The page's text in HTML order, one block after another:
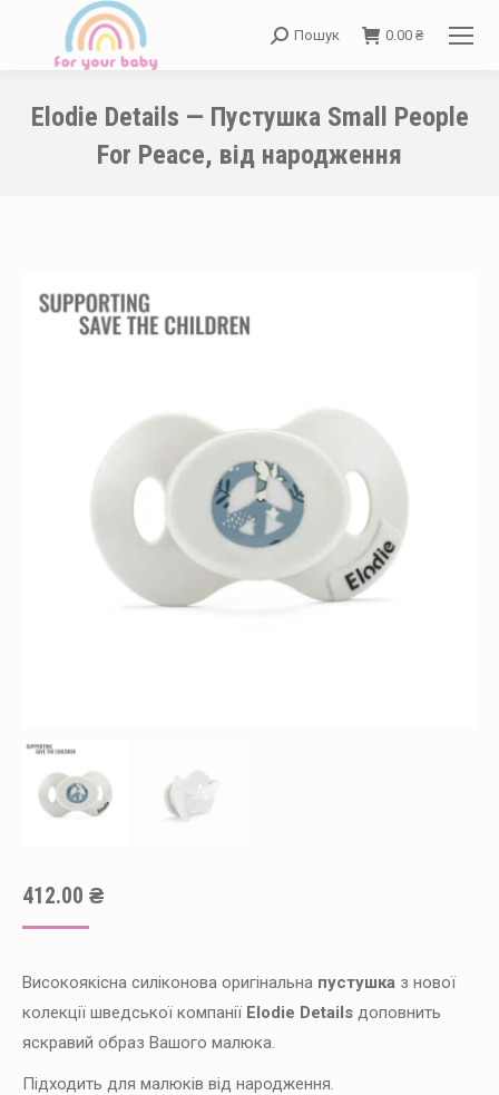
Search:
Пошук 0.00 ₴
Elodie Details — Пустушка Small People
For Peace, від народження
412.00 ₴
Високоякісна силіконова оригінальна пустушка з нової
колекції шведської компанії Elodie Details доповнить
яскравий образ Вашого малюка.
Підходить для малюків від народження.